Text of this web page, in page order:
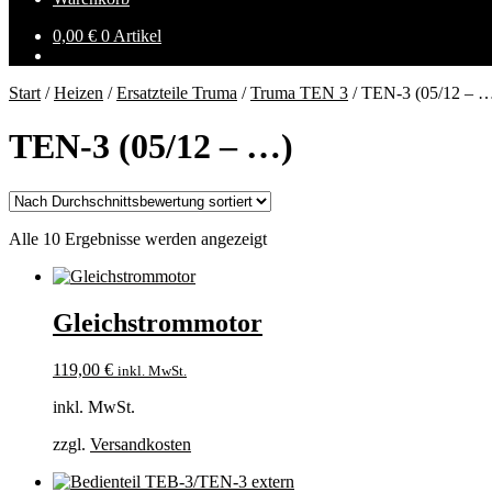
0,00 € 0 Artikel
Start /Heizen /Ersatzteile Truma /Truma TEN 3 /TEN-3 (05/12 –
TEN-3 (05/12 – …)
Alle 10 Ergebnisse werden angezeigtNach
Gleichstrommotor
119,00 € inkl. MwSt.
inkl. MwSt.
zzgl. Versandkosten